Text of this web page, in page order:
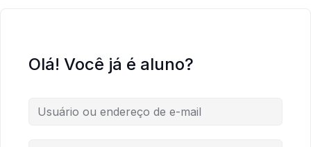
Olá! Você já é aluno?